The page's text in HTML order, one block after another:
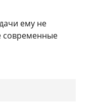
ему не
современные
гб ОЗУ, HD-